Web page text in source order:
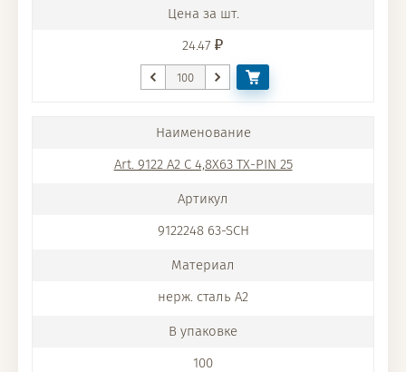
24.47
Art. 9122 A2 C 4,8X63 TX-PIN 25
9122248 63-SCH
нерж. сталь A2
100